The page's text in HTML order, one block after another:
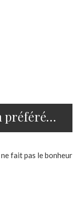
préféré…
fait pas le bonheur